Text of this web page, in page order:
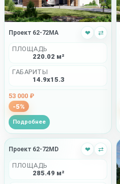
Проект 62-72MA ❤ ⇄
ПЛОЩАДЬ
220.02 м²
ГАБАРИТЫ
14.9x15.3
53 000 ₽
-5%
Подробнее
Проект 62-72MD ❤ ⇄
ПЛОЩАДЬ
285.49 м²